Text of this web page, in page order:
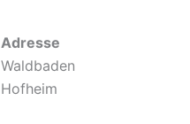
Adresse
Waldbaden
Hofheim